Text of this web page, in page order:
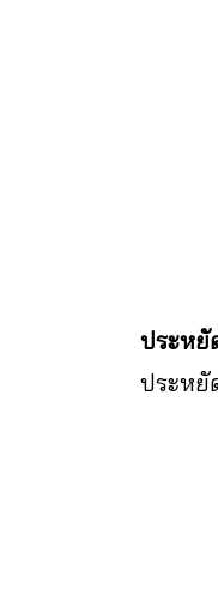
ประหยั
ประหยั